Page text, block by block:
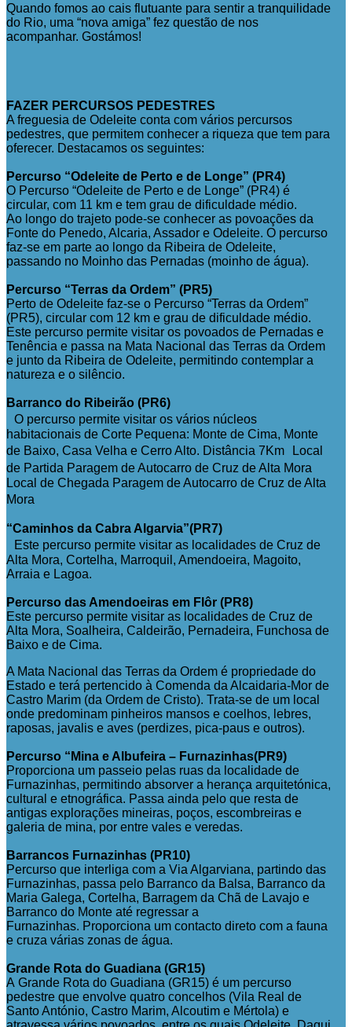
Quando fomos ao cais flutuante para sentir a tranquilidade
do Rio, uma “nova amiga” fez questão de nos
acompanhar. Gostámos!
FAZER PERCURSOS PEDESTRES
A freguesia de Odeleite conta com vários percursos
pedestres, que permitem conhecer a riqueza que tem para
oferecer. Destacamos os seguintes:
Percurso “Odeleite de Perto e de Longe” (PR4)
O Percurso “Odeleite de Perto e de Longe” (PR4) é
circular, com 11 km e tem grau de dificuldade médio.
Ao longo do trajeto pode-se conhecer as povoações da
Fonte do Penedo, Alcaria, Assador e Odeleite. O percurso
faz-se em parte ao longo da Ribeira de Odeleite,
passando no Moinho das Pernadas (moinho de água).
Percurso “Terras da Ordem” (PR5)
Perto de Odeleite faz-se o Percurso “Terras da Ordem”
(PR5), circular com 12 km e grau de dificuldade médio.
Este percurso permite visitar os povoados de Pernadas e
Tenência e passa na Mata Nacional das Terras da Ordem
e junto da Ribeira de Odeleite, permitindo contemplar a
natureza e o silêncio.
Barranco do Ribeirão (PR6)
O percurso permite visitar os vários núcleos
habitacionais de Corte Pequena: Monte de Cima, Monte
de Baixo, Casa Velha e Cerro Alto. Distância 7Km Local
de Partida Paragem de Autocarro de Cruz de Alta Mora
Local de Chegada Paragem de Autocarro de Cruz de Alta
Mora
“Caminhos da Cabra Algarvia”(PR7)
Este percurso permite visitar as localidades de Cruz de
Alta Mora, Cortelha, Marroquil, Amendoeira, Magoito,
Arraia e Lagoa.
Percurso das Amendoeiras em Flôr (PR8)
Este percurso permite visitar as localidades de Cruz de
Alta Mora, Soalheira, Caldeirão, Pernadeira, Funchosa de
Baixo e de Cima.
A Mata Nacional das Terras da Ordem é propriedade do
Estado e terá pertencido à Comenda da Alcaidaria-Mor de
Castro Marim (da Ordem de Cristo). Trata-se de um local
onde predominam pinheiros mansos e coelhos, lebres,
raposas, javalis e aves (perdizes, pica-paus e outros).
Percurso “Mina e Albufeira – Furnazinhas(PR9)
Proporciona um passeio pelas ruas da localidade de
Furnazinhas, permitindo absorver a herança arquitetónica,
cultural e etnográfica. Passa ainda pelo que resta de
antigas explorações mineiras, poços, escombreiras e
galeria de mina, por entre vales e veredas.
Barrancos Furnazinhas (PR10)
Percurso que interliga com a Via Algarviana, partindo das
Furnazinhas, passa pelo Barranco da Balsa, Barranco da
Maria Galega, Cortelha, Barragem da Chã de Lavajo e
Barranco do Monte até regressar a
Furnazinhas. Proporciona um contacto direto com a fauna
e cruza várias zonas de água.
Grande Rota do Guadiana (GR15)
A Grande Rota do Guadiana (GR15) é um percurso
pedestre que envolve quatro concelhos (Vila Real de
Santo António, Castro Marim, Alcoutim e Mértola) e